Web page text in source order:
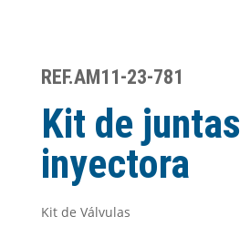
REF.AM11-23-781
Kit de
inyectora
Kit de Válvulas